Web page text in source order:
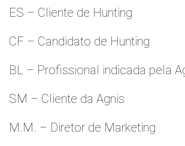
ES – Cliente de Hunting
CF – Candidato de Hunting
BL – Profissional indicada pela
SM – Cliente da Agnis
M.M. – Diretor de Marketing